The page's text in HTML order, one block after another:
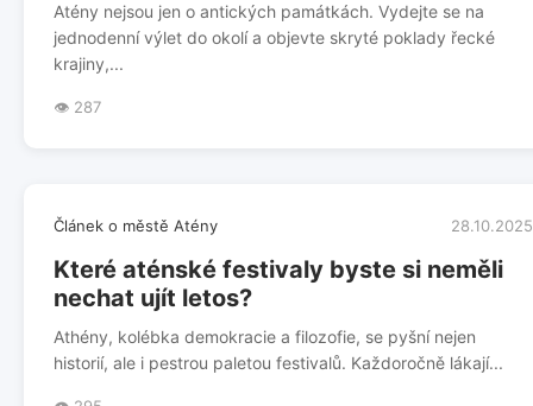
Atény nejsou jen o antických památkách. Vydejte se na
jednodenní výlet do okolí a objevte skryté poklady řecké
krajiny,...
👁️ 287
Článek o městě Atény 28.10.2025
Které aténské festivaly byste si neměli
nechat ujít letos?
Athény, kolébka demokracie a filozofie, se pyšní nejen
historií, ale i pestrou paletou festivalů. Každoročně lákají...